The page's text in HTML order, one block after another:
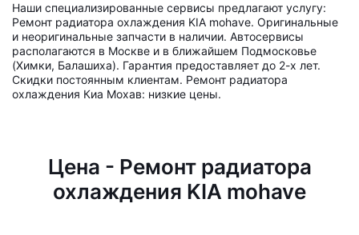
Наши специализированные сервисы предлагают услугу:
Ремонт радиатора охлаждения KIA mohave. Оригинальные
и неоригинальные запчасти в наличии. Автосервисы
располагаются в Москве и в ближайшем Подмосковье
(Химки, Балашиха). Гарантия предоставляет до 2-х лет.
Скидки постоянным клиентам. Ремонт радиатора
охлаждения Киа Мохав: низкие цены.
Цена - Ремонт радиатора
охлаждения KIA mohave